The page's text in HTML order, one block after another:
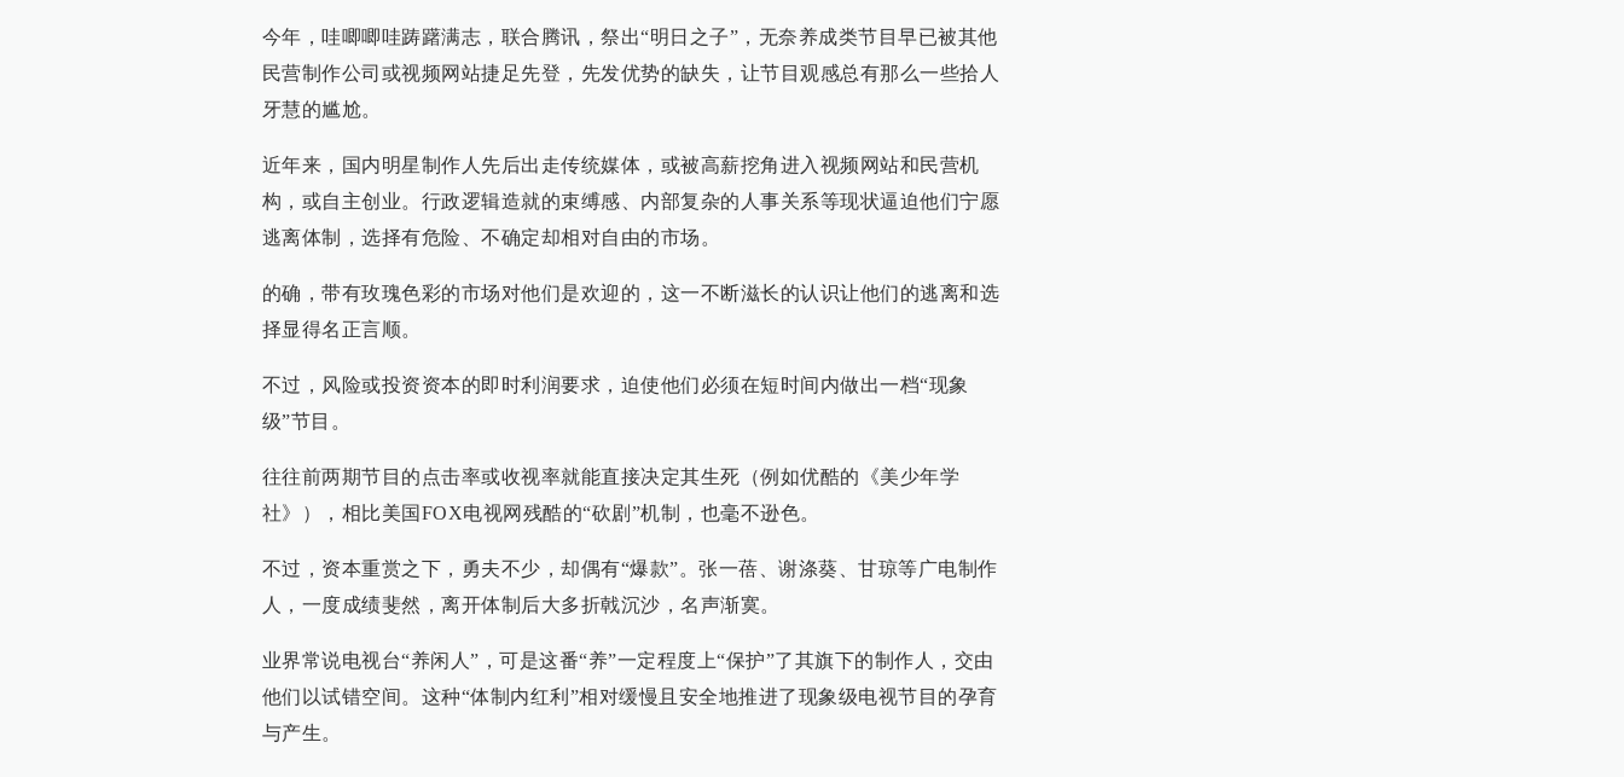
今年，哇唧唧哇踌躇满志，联合腾讯，祭出“明日之子”，无奈养成类节目早已被其他
民营制作公司或视频网站捷足先登，先发优势的缺失，让节目观感总有那么一些拾人
牙慧的尴尬。
近年来，国内明星制作人先后出走传统媒体，或被高薪挖角进入视频网站和民营机
构，或自主创业。行政逻辑造就的束缚感、内部复杂的人事关系等现状逼迫他们宁愿
逃离体制，选择有危险、不确定却相对自由的市场。
的确，带有玫瑰色彩的市场对他们是欢迎的，这一不断滋长的认识让他们的逃离和选
择显得名正言顺。
不过，风险或投资资本的即时利润要求，迫使他们必须在短时间内做出一档“现象
级”节目。
往往前两期节目的点击率或收视率就能直接决定其生死（例如优酷的《美少年学
社》），相比美国FOX电视网残酷的“砍剧”机制，也毫不逊色。
不过，资本重赏之下，勇夫不少，却偶有“爆款”。张一蓓、谢涤葵、甘琼等广电制作
人，一度成绩斐然，离开体制后大多折戟沉沙，名声渐寞。
业界常说电视台“养闲人”，可是这番“养”一定程度上“保护”了其旗下的制作人，交由
他们以试错空间。这种“体制内红利”相对缓慢且安全地推进了现象级电视节目的孕育
与产生。